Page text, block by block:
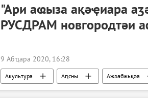
"Ари аҩыза ақәҿиара
РУСДРАМ новгородтәи
9 Абҵара 2020, 16:28
Акультура Аԥсны Ажәабжьқәа